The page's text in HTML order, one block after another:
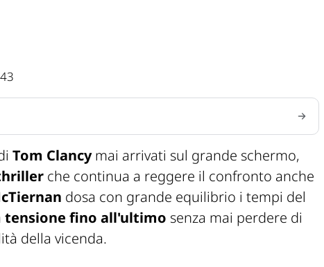
Tom Clancymai arrivati sul grande schermo,
che continua a reggere il confronto anche
dosa con grande equilibrio i tempi del
tensione fino all'ultimo senza mai perdere di
della vicenda.